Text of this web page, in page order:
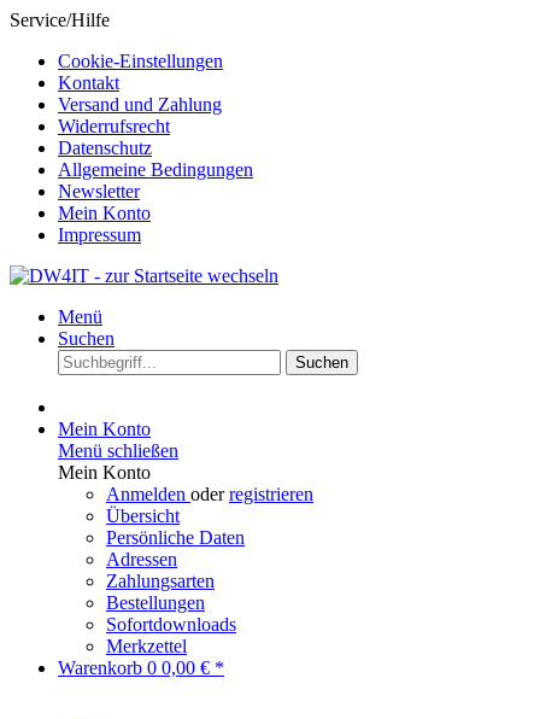
Service/Hilfe
Cookie-Einstellungen
Kontakt
Versand und Zahlung
Widerrufsrecht
Datenschutz
Allgemeine Bedingungen
Newsletter
Mein Konto
Impressum
Menü
Suchen
Suchen
Mein Konto
Menü schließen
Mein Konto
Anmelden oderregistrieren
Übersicht
Persönliche Daten
Adressen
Zahlungsarten
Bestellungen
Sofortdownloads
Merkzettel
Warenkorb 0 0,00 € *